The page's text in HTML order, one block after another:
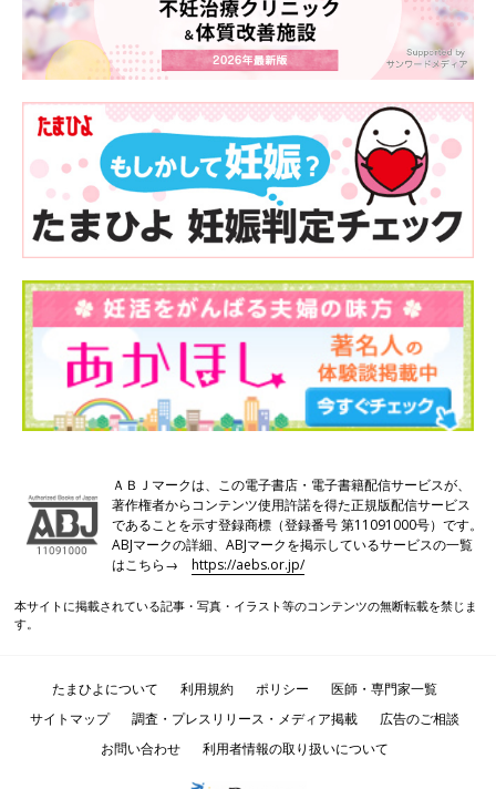
ビタミンDが豊富なきくらげや干ししいたけも
材料(2人分)
★玉ねぎ(みじん切り) … 1/6個
★片栗粉 … 大さじ1
★しょうゆ … 小さじ1/2
★酒 … 大さじ1
春雨 … 20g
にんじん … 1/4本
クレソン … 1束
鶏ガラスープの素 … 大さじ1
水 … 2カップ
ごま油 … 小さじ1
レモンのくし切り … 2切れ
（１）きくらげとしいたけは、ぬるま湯に1時間以上、春雨は10
分以上浸してもどす。ボウルに★をすべて入れ、粘りが出るまで
よくこねて鶏だんごを作る。にんじんは斜め薄切りにしてから細
ＡＢＪマークは、この電子書店・電子書籍配信サービスが、
著作権者からコンテンツ使用許諾を得た正規版配信サービス
であることを示す登録商標（登録番号 第11091000号）です。
ABJマークの詳細、ABJマークを掲示しているサービスの一覧
はこちら→https://aebs.or.jp/
本サイトに掲載されている記事・写真・イラスト等のコンテンツの無断転載を禁じま
す。
たまひよについて 利用規約 ポリシー
医師・専門家一覧
サイトマップ
調査・プレスリリース・メディア掲載
広告のご相談
お問い合わせ
利用者情報の取り扱いについて